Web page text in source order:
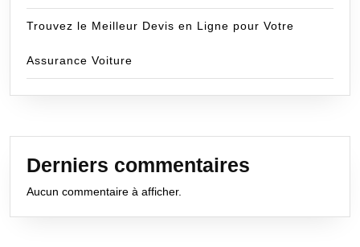
Trouvez le Meilleur Devis en Ligne pour Votre
Assurance Voiture
Derniers commentaires
Aucun commentaire à afficher.